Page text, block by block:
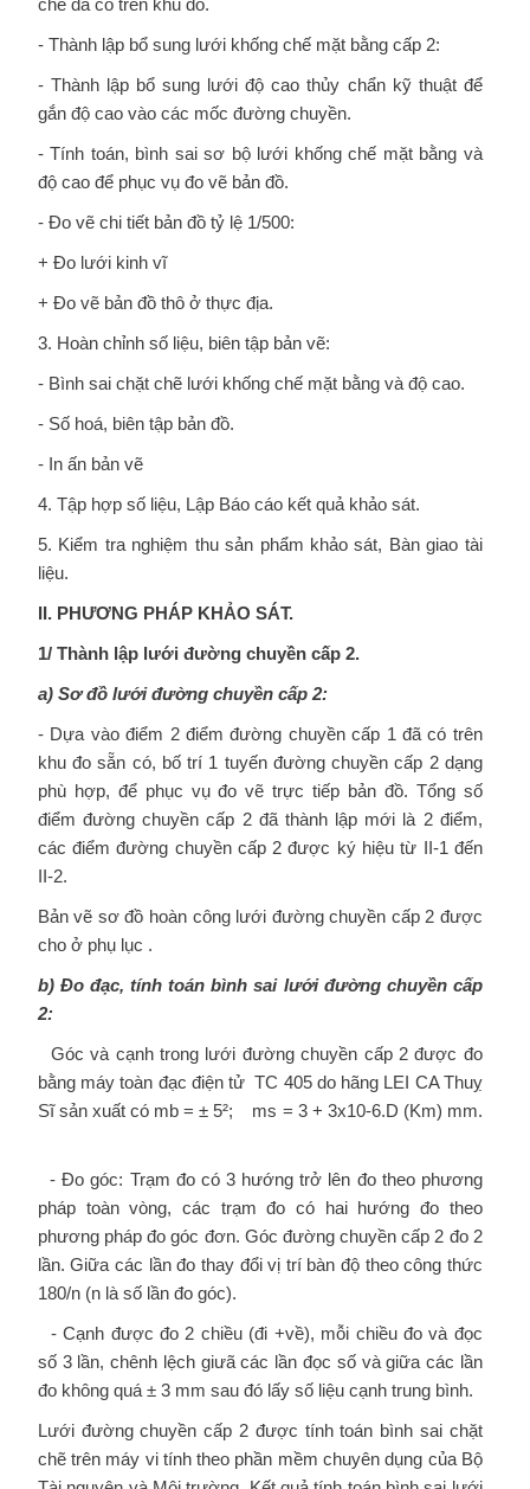
chế đã có trên khu đo.
- Thành lập bổ sung lưới khống chế mặt bằng cấp 2:
- Thành lập bổ sung lưới độ cao thủy chẩn kỹ thuật để
gắn độ cao vào các mốc đường chuyền.
- Tính toán, bình sai sơ bộ lưới khống chế mặt bằng và
độ cao để phục vụ đo vẽ bản đồ.
- Đo vẽ chi tiết bản đồ tỷ lệ 1/500:
+ Đo lưới kinh vĩ
+ Đo vẽ bản đồ thô ở thực địa.
3. Hoàn chỉnh số liệu, biên tập bản vẽ:
- Bình sai chặt chẽ lưới khống chế mặt bằng và độ cao.
- Số hoá, biên tập bản đồ.
- In ấn bản vẽ
4. Tập hợp số liệu, Lập Báo cáo kết quả khảo sát.
5. Kiểm tra nghiệm thu sản phẩm khảo sát, Bàn giao tài
liệu.
II. PHƯƠNG PHÁP KHẢO SÁT.
1/ Thành lập lưới đường chuyền cấp 2.
a) Sơ đồ lưới đường chuyền cấp 2:
- Dựa vào điểm 2 điểm đường chuyền cấp 1 đã có trên
khu đo sẵn có, bố trí 1 tuyến đường chuyền cấp 2 dạng
phù hợp, để phục vụ đo vẽ trực tiếp bản đồ. Tổng số
điểm đường chuyền cấp 2 đã thành lập mới là 2 điểm,
các điểm đường chuyền cấp 2 được ký hiệu từ II-1 đến
II-2.
Bản vẽ sơ đồ hoàn công lưới đường chuyền cấp 2 được
cho ở phụ lục .
b) Đo đạc, tính toán bình sai lưới đường chuyền cấp
2:
Góc và cạnh trong lưới đường chuyền cấp 2 được đo
bằng máy toàn đạc điện tử TC 405 do hãng LEI CA Thuỵ
Sĩ sản xuất có mb = ± 5²; ms = 3 + 3x10-6.D (Km) mm.
- Đo góc: Trạm đo có 3 hướng trở lên đo theo phương
pháp toàn vòng, các trạm đo có hai hướng đo theo
phương pháp đo góc đơn. Góc đường chuyền cấp 2 đo 2
lần. Giữa các lần đo thay đổi vị trí bàn độ theo công thức
180/n (n là số lần đo góc).
- Cạnh được đo 2 chiều (đi +về), mỗi chiều đo và đọc
số 3 lần, chênh lệch giưã các lần đọc số và giữa các lần
đo không quá ± 3 mm sau đó lấy số liệu cạnh trung bình.
Lưới đường chuyền cấp 2 được tính toán bình sai chặt
chẽ trên máy vi tính theo phần mềm chuyên dụng của Bộ